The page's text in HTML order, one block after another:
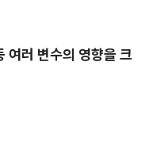
여러 변수의 영향을 크